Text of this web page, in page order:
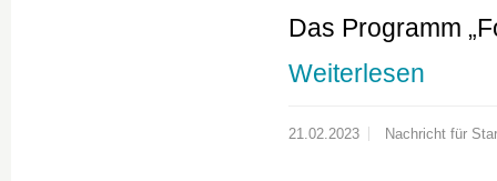
Das Programm
Weiterlesen
21.02.2023 Nachricht für